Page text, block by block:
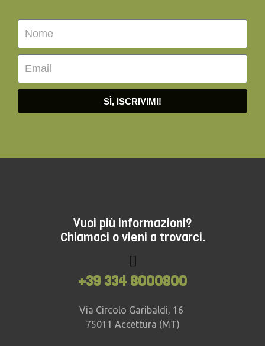
SÌ, ISCRIVIMI!
Vuoi più informazioni?
Chiamaci o vieni a trovarci.
+39 334 8000800
Via Circolo Garibaldi, 16
75011 Accettura (MT)